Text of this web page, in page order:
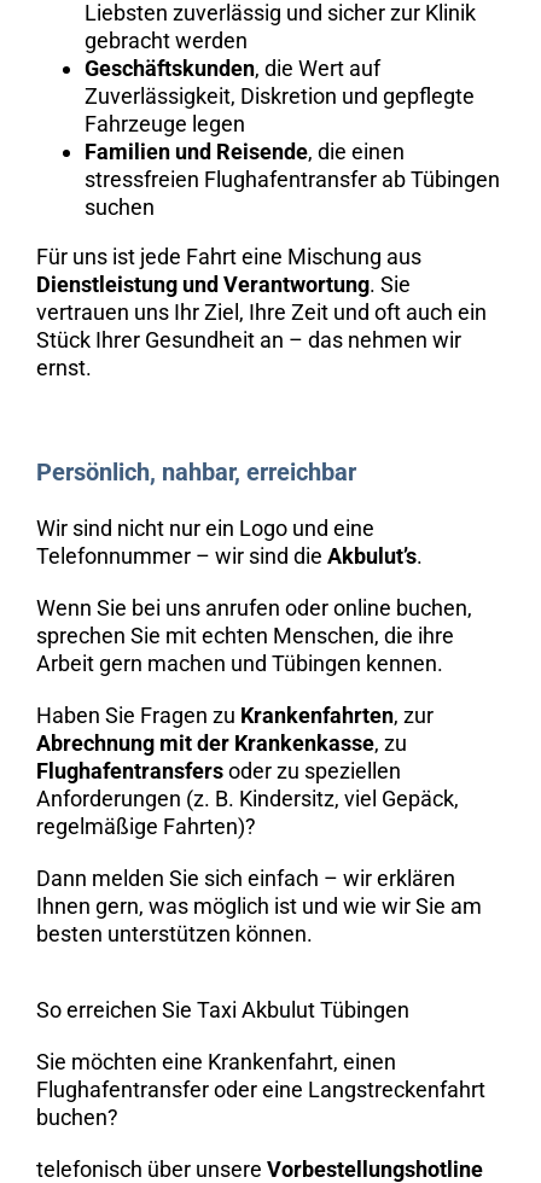
Liebsten zuverlässig und sicher zur Klinik
gebracht werden
Geschäftskunden, die Wert auf
Zuverlässigkeit, Diskretion und gepflegte
Fahrzeuge legen
Familien und Reisende, die einen
stressfreien Flughafentransfer ab Tübingen
suchen
Für uns ist jede Fahrt eine Mischung aus
Dienstleistung und Verantwortung. Sie
vertrauen uns Ihr Ziel, Ihre Zeit und oft auch ein
Stück Ihrer Gesundheit an – das nehmen wir
ernst.
Persönlich, nahbar, erreichbar
Wir sind nicht nur ein Logo und eine
Telefonnummer – wir sind die Akbulut’s.
Wenn Sie bei uns anrufen oder online buchen,
sprechen Sie mit echten Menschen, die ihre
Arbeit gern machen und Tübingen kennen.
Haben Sie Fragen zu Krankenfahrten, zur
Abrechnung mit der Krankenkasse, zu
Flughafentransfersoder zu speziellen
Anforderungen (z. B. Kindersitz, viel Gepäck,
regelmäßige Fahrten)?
Dann melden Sie sich einfach – wir erklären
Ihnen gern, was möglich ist und wie wir Sie am
besten unterstützen können.
So erreichen Sie Taxi Akbulut Tübingen
Sie möchten eine Krankenfahrt, einen
Flughafentransfer oder eine Langstreckenfahrt
buchen?
telefonisch über unsere Vorbestellungshotline